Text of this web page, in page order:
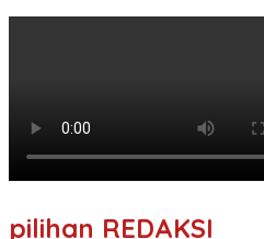
pilihan REDAKSI